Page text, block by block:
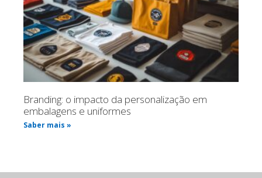
Branding: o impacto da personalização em
embalagens e uniformes
Saber mais »